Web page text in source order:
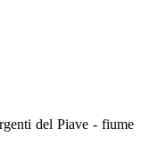
del Piave - fiume